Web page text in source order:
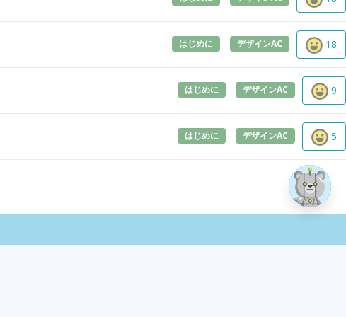
はじめに デザインAC 18
はじめに デザインAC 9
はじめに デザインAC 5